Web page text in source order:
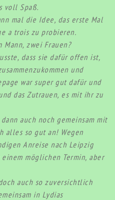
voll Spaß.
mal die Idee, das erste Mal
a trois zu probieren.
zwei Frauen?
dass sie dafür offen ist,
und
war super gut dafür und
das Zutrauen, es mit ihr zu
auch noch gemeinsam mit
so gut an! Wegen
Anreise nach Leipzig
möglichen Termin, aber
auch so zuversichtlich
in Lydias